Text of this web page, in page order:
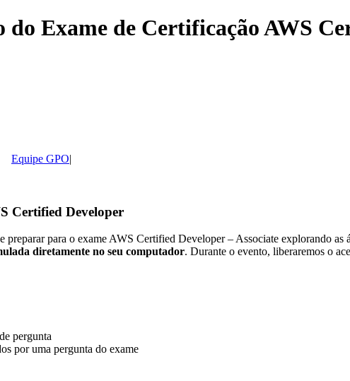
Exame de Certificação AWS
Equipe GPO
Certified Developer
para o exame AWS Certified Developer – Associate explorando as
diretamente no seu computador. Durante o evento, liberaremos o
pergunta
por uma pergunta do exame